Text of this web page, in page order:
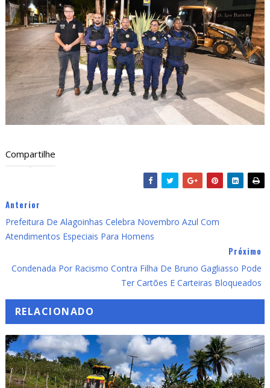
Compartilhe
Anterior
Prefeitura De Alagoinhas Celebra Novembro Azul Com
Atendimentos Especiais Para Homens
Próximo
Condenada Por Racismo Contra Filha De Bruno Gagliasso Pode
Ter Cartões E Carteiras Bloqueados
RELACIONADO